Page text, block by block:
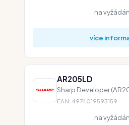
na
více
AR205LD
Sharp Developer
EAN: 4974019593159
na